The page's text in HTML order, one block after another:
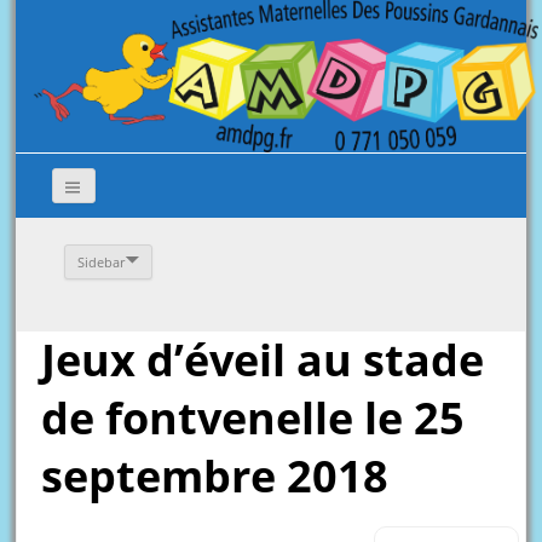
Sidebar
Jeux d’éveil au stade
de fontvenelle le 25
septembre 2018